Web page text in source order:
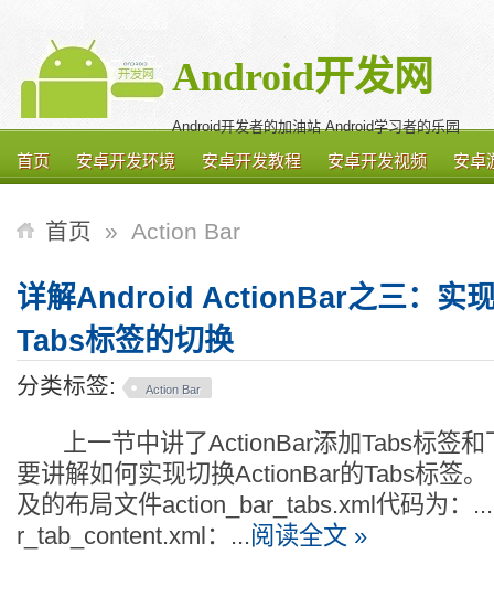
Android开发网
Android开发者的加油站 Android学习者的乐园
首页 安卓开发环境 安卓开发教程 安卓开发视频 安卓
首页 » Action Bar
详解Android ActionBar之三：实
Tabs标签的切换
分类标签: Action Bar
上一节中讲了ActionBar添加Tabs标签和
要讲解如何实现切换ActionBar的Tabs标签
及的布局文件action_bar_tabs.xml代码为：
r_tab_content.xml：...阅读全文 »